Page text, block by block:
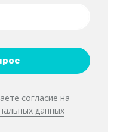
согласие на
данных